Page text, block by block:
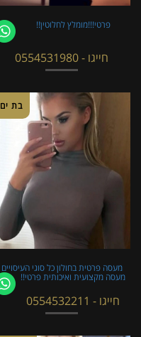
פרטי!!!מומלץ לחלוטין!!
חייגו - 0554531980
בת ים
מעסה פרטית בחולון כל סוגי העיסויים
מעסה מקצועית ואיכותית פרטי!!
חייגו - 0554532211